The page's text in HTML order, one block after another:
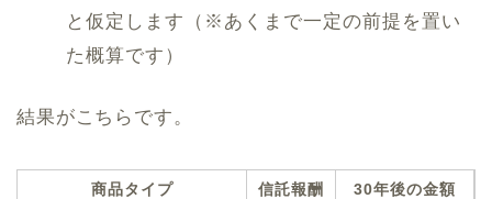
と仮定します（※あくまで一定の前提を置い
た概算です）
結果がこちらです。
商品タイプ 信託報酬 30年後の金額